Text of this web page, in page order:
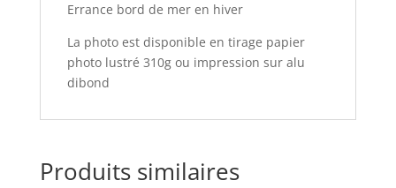
Errance bord de mer en hiver
La photo est disponible en tirage papier
photo lustré 310g ou impression sur alu
dibond
Produits similaires